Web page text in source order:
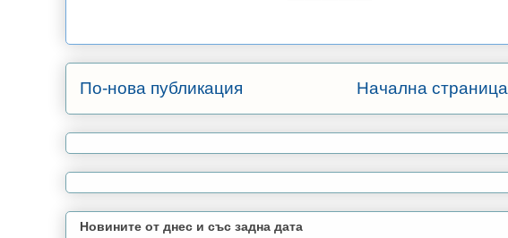
По-нова публикация Начална страница
Новините от днес и със задна дата